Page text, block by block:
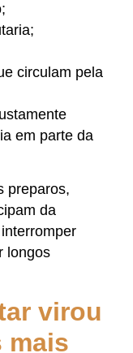
circulam pela
em parte da
preparos,
da
longos
virou
mais